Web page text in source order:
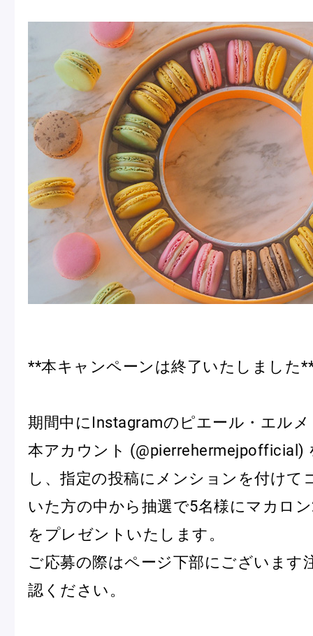
紅茶
Thés
贈
アイス
Glaces
冷
季節の商品
Produits de saison
Pâtisseries
Gift
**本キャンペーンは終了いたしました
期間中にInstagramのピエール・エル
本アカウント (@pierrehermejpofficial)
し、指定の投稿にメンションを付けて
いた方の中から抽選で5名様にマカロ
をプレゼントいたします。
ご応募の際はページ下部にございます
認ください。